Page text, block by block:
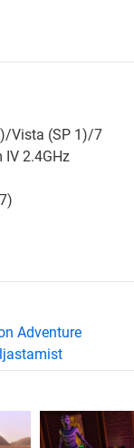
Vista (SP 1)/7
IV 2.4GHz
Adventure